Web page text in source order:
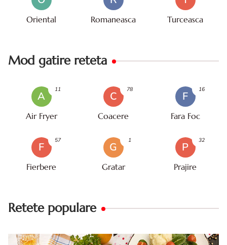
Oriental Romaneasca Turceasca
Mod gatire reteta
A
Air Fryer
11
C
Coacere
78
F
Fara Foc
16
F
Fierbere
57
G
Gratar
1
P
Prajire
32
Retete populare